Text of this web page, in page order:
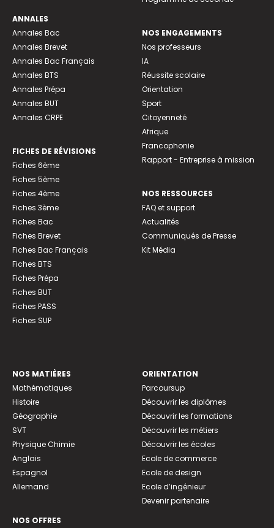
ANNALES
Annales Bac
Annales Brevet
Annales Bac Français
Annales BTS
Annales Prépa
Annales BUT
Annales CRPE
FICHES DE RÉVISIONS
Fiches 6ème
Fiches 5ème
Fiches 4ème
Fiches 3ème
Fiches Bac
Fiches Brevet
Fiches Bac Français
Fiches BTS
Fiches Prépa
Fiches BUT
Fiches PASS
Fiches SUP
NOS ENGAGEMENTS
Nos professeurs
IA
Réussite scolaire
Orientation
Sport
Citoyenneté
Afrique
Francophonie
Rapport - Entreprise à mission
NOS RESSOURCES
FAQ et support
Actualités
Communiqués de Presse
Kit Média
NOS MATIÈRES
Mathématiques
Histoire
Géographie
SVT
Physique Chimie
Anglais
Espagnol
Allemand
NOS OFFRES
ORIENTATION
Parcoursup
Découvrir les diplômes
Découvrir les formations
Découvrir les métiers
Découvrir les écoles
Ecole de commerce
Ecole de design
Ecole d’ingénieur
Devenir partenaire